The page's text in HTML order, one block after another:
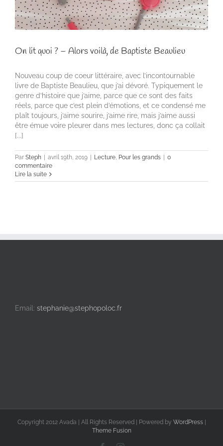
On lit quoi ? – Alors voilà, de Baptiste Beaulieu
Nouveau coup de coeur littéraire, avec l’incontournable
livre de Baptiste Beaulieu, que j’ai dévoré. Typiquement le
genre d’histoire que j’aime, parce que ce sont des faits
réels, parce que c’est plein d’émotions, et ce condensé me
plaît toujours, j’aime sourire, j’aime rire, mais j’aime aussi
être émue voire pleurer dans mes lectures, donc ça collait
[...]
Par Steph | avril 19th, 2019 | Lecture Pour les grands | 0
commentaire
Lire la suite
Email: stephanie@stephopoloc.fr
Copyright 2012 Avada | All Rights Reserved | Powered by WordPress|
Theme Fusion